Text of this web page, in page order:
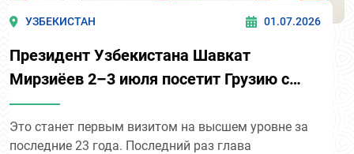
УЗБЕКИСТАН 01.07.2026
Президент Узбекистана Шавкат
Мирзиёев 2–3 июля посетит Грузию с
государственным визитом.
Это станет первым визитом на высшем уровне за
последние 23 года. Последний раз глава